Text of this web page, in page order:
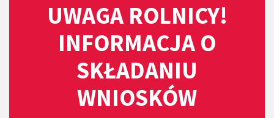
UWAGA ROLNICY!
INFORMACJA O
SKŁADANIU
WNIOSKÓW